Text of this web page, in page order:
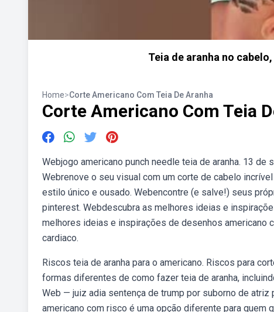
Teia de aranha no
Home>Corte Americano Com Teia De Aranha
Corte Americano Com Teia
Webjogo americano punch needle teia de aranha. 13
Webrenove o seu visual com um corte de cabelo
estilo único e ousado. Webencontre (e salve!) seus
pinterest. Webdescubra as melhores ideias e
melhores ideias e inspirações de desenhos americano
cardiaco.
Riscos teia de aranha para o americano. Riscos para
formas diferentes de como fazer teia de aranha,
Web — juiz adia sentença de trump por suborno de
americano com risco é uma opção diferente para quem